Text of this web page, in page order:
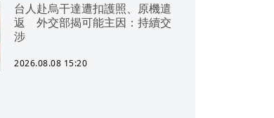
台人赴烏干達遭扣護照、原機遣
返 外交部揭可能主因：持續交
涉
2026.08.08 15:20